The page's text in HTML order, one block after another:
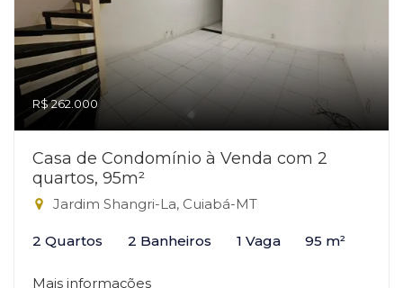
R$ 262.000
Casa de Condomínio à Venda com 2
quartos, 95m²
Jardim Shangri-La, Cuiabá-MT
2 Quartos 2 Banheiros 1 Vaga 95 m²
Mais informações